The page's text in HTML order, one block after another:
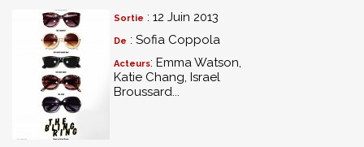
Sortie : 12 Juin 2013
De : Sofia Coppola
Acteurs: Emma Watson,
Katie Chang, Israel
Broussard...